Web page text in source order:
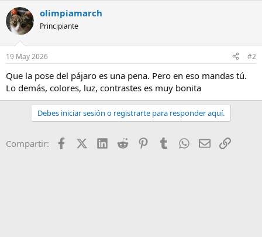
c
c
i
e
:
olimpiamarch
Principiante
19 May 2026 #2
Que la pose del pájaro es una pena. Pero en eso mandas tú.
Lo demás, colores, luz, contrastes es muy bonita
Debes iniciar sesión o registrarte para responder aquí.
Compartir: FacebookX (Twitter)
LinkedIn
Reddit PinterestTumblr WhatsApp
EmailEnlace